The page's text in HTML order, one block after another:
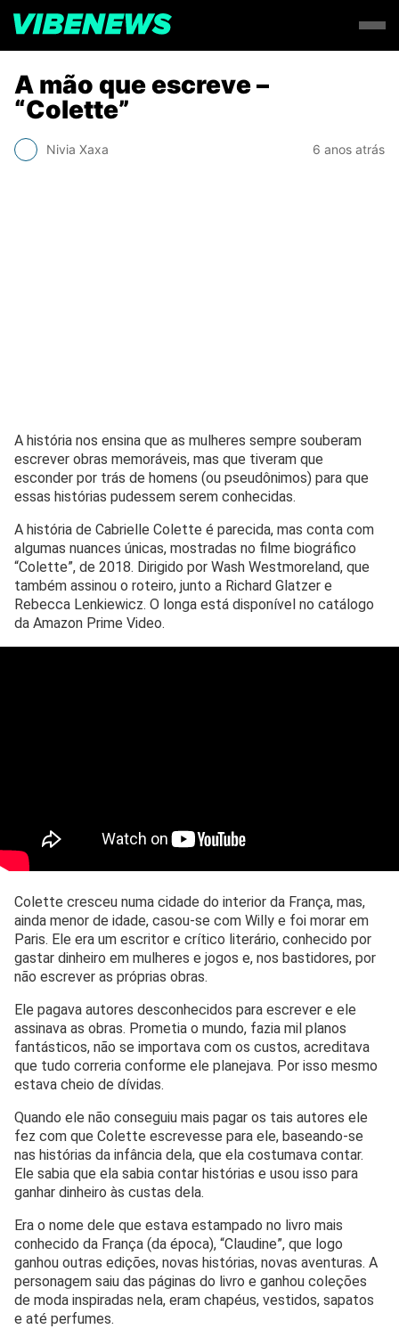
A mão que escreve –
“Colette”
Nivia Xaxa 6 anos atrás
A história nos ensina que as mulheres sempre souberam
escrever obras memoráveis, mas que tiveram que
esconder por trás de homens (ou pseudônimos) para que
essas histórias pudessem serem conhecidas.
A história de Cabrielle Colette é parecida, mas conta com
algumas nuances únicas, mostradas no filme biográfico
“Colette”, de 2018. Dirigido por Wash Westmoreland, que
também assinou o roteiro, junto a Richard Glatzer e
Rebecca Lenkiewicz. O longa está disponível no catálogo
da Amazon Prime Video.
Colette cresceu numa cidade do interior da França, mas,
ainda menor de idade, casou-se com Willy e foi morar em
Paris. Ele era um escritor e crítico literário, conhecido por
gastar dinheiro em mulheres e jogos e, nos bastidores, por
não escrever as próprias obras.
Ele pagava autores desconhecidos para escrever e ele
assinava as obras. Prometia o mundo, fazia mil planos
fantásticos, não se importava com os custos, acreditava
que tudo correria conforme ele planejava. Por isso mesmo
estava cheio de dívidas.
Quando ele não conseguiu mais pagar os tais autores ele
fez com que Colette escrevesse para ele, baseando-se
nas histórias da infância dela, que ela costumava contar.
Ele sabia que ela sabia contar histórias e usou isso para
ganhar dinheiro às custas dela.
Era o nome dele que estava estampado no livro mais
conhecido da França (da época), “Claudine”, que logo
ganhou outras edições, novas histórias, novas aventuras. A
personagem saiu das páginas do livro e ganhou coleções
de moda inspiradas nela, eram chapéus, vestidos, sapatos
e até perfumes.